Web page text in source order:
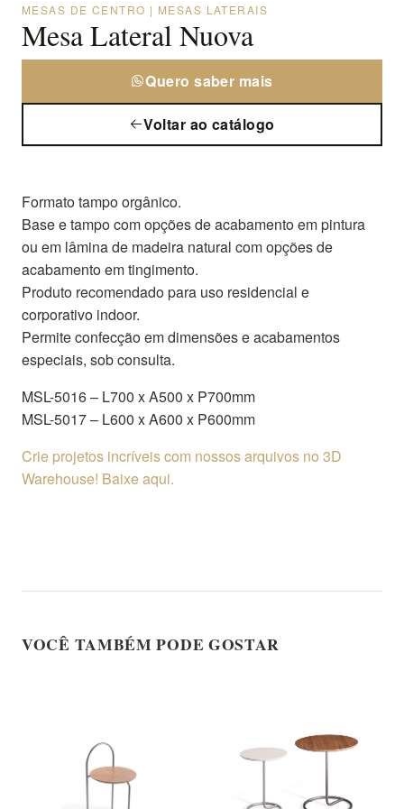
MESAS DE CENTRO | MESAS LATERAIS
Mesa Lateral Nuova
Quero saber mais
Voltar ao catálogo
Formato tampo orgânico.
Base e tampo com opções de acabamento em pintura
ou em lâmina de madeira natural com opções de
acabamento em tingimento.
Produto recomendado para uso residencial e
corporativo indoor.
Permite confecção em dimensões e acabamentos
especiais, sob consulta.
MSL-5016 – L700 x A500 x P700mm
MSL-5017 – L600 x A600 x P600mm
Crie projetos incríveis com nossos arquivos no 3D
Warehouse! Baixe aqui.
VOCÊ TAMBÉM PODE GOSTAR